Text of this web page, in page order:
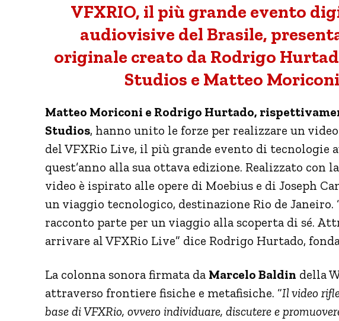
VFXRIO, il più grande evento
audiovisive del Brasile,
originale creato da Rodrigo
Studios e Matteo
Matteo Moriconi e Rodrigo Hurtado,
Studios, hanno unito le forze per realizzare un
del VFXRio Live, il più grande evento di tecnologie
quest’anno alla sua ottava edizione. Realizzato con
video è ispirato alle opere di Moebius e di Joseph
un viaggio tecnologico, destinazione Rio de Janeiro.
racconto parte per un viaggio alla scoperta di sé.
arrivare al VFXRio Live” dice Rodrigo Hurtado,
La colonna sonora firmata da Marcelo Baldin della
attraverso frontiere fisiche e metafisiche. “Il video
base di VFXRio, ovvero individuare, discutere e